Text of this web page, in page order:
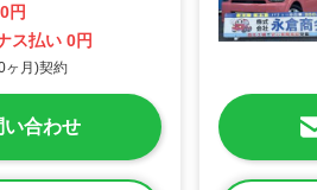
円
ス払い 0円
ヶ月)契約
い合わせ